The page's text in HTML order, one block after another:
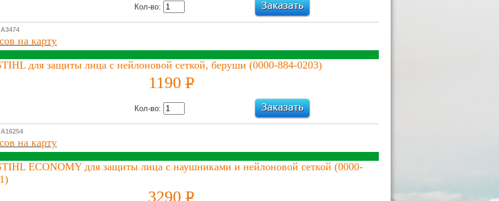
Кол-во:
А3474
на карту
для защиты лица с нейлоновой сеткой, беруши (0000-884-0203)
1190 P
Кол-во:
А16254
на карту
ECONOMY для защиты лица с наушниками и нейлоновой сеткой (0000-
3290 P